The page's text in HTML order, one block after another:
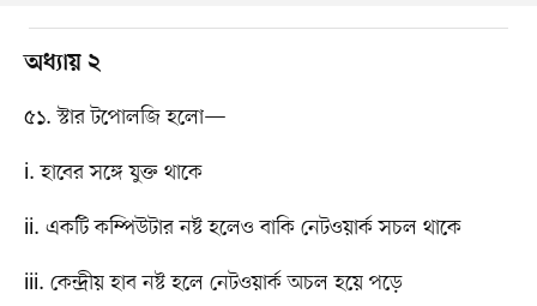
অধ্যায় ২
৫১. স্টার টপোলজি হলো—
i. হাবের সঙ্গে যুক্ত থাকে
ii. একটি কম্পিউটার নষ্ট হলেও বাকি নেটওয়ার্ক সচল থাকে
iii. কেন্দ্রীয় হাব নষ্ট হলে নেটওয়ার্ক অচল হয়ে পড়ে